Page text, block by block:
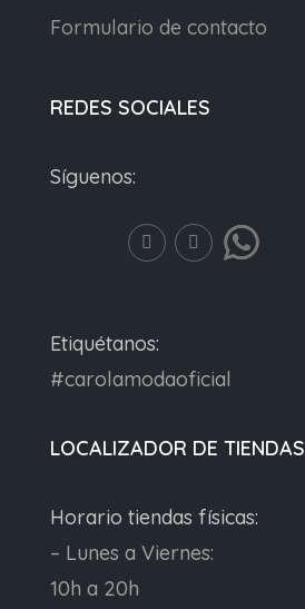
Formulario de contacto
REDES SOCIALES
Síguenos:
Etiquétanos:
#carolamodaoficial
LOCALIZADOR DE TIENDAS
Horario tiendas físicas:
– Lunes a Viernes:
10h a 20h